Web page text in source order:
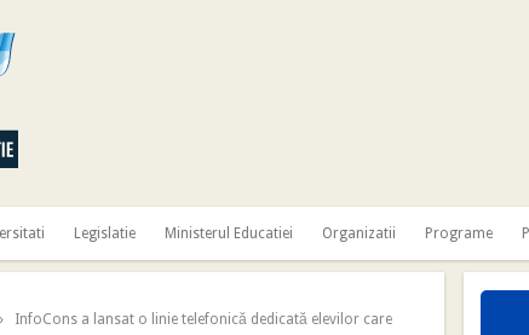
Legislatie Ministerul Educatiei Organizatii Programe
InfoCons a lansat o linie telefonică dedicată elevilor care